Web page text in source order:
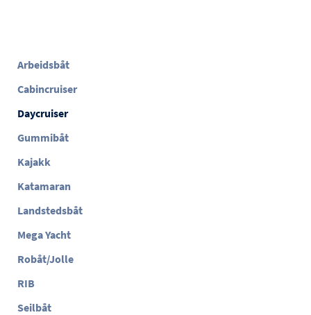
Arbeidsbåt
Cabincruiser
Daycruiser
Gummibåt
Kajakk
Katamaran
Landstedsbåt
Mega Yacht
Robåt/Jolle
RIB
Seilbåt